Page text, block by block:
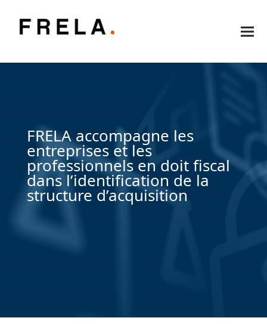
FRELA accompagne les
entreprises et les
professionnels en doit fiscal
dans l’identification de la
structure d’acquisition